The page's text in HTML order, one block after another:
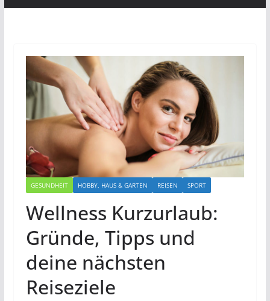
GESUNDHEIT HOBBY, HAUS & GARTEN REISEN SPORT
Wellness Kurzurlaub:
Gründe, Tipps und
deine nächsten
Reiseziele